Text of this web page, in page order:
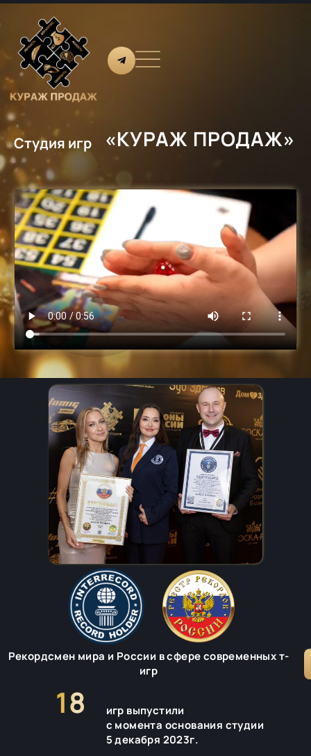
Студия игр «КУРАЖ ПРОДАЖ»
Рекордсмен мира и России в сфере современных т-
игр
18
игр выпустили
с момента основания студии
5 декабря 2023г.